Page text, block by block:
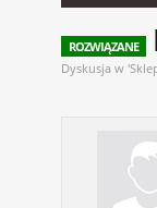
ROZWIĄZANE
Dyskusja w '